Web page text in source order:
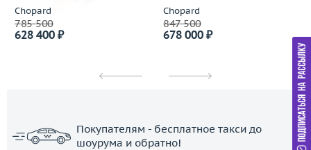
Chopard
785 500
628 400 ₽
Chopard
847 500
678 000 ₽
Покупателям - бесплатное такси до
шоурума и обратно!